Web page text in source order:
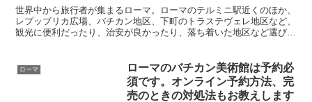
世界中から旅行者が集まるローマ。ローマのテルミニ駅近くのほか、
レプッブリカ広場、バチカン地区、下町のトラステヴェレ地区など、
観光に便利だったり、治安が良かったり、落ち着いた地区など選び方
ローマ
ローマのバチカン美術館は予約必
須です。オンライン予約方法、完
売のときの対処法もお教えします